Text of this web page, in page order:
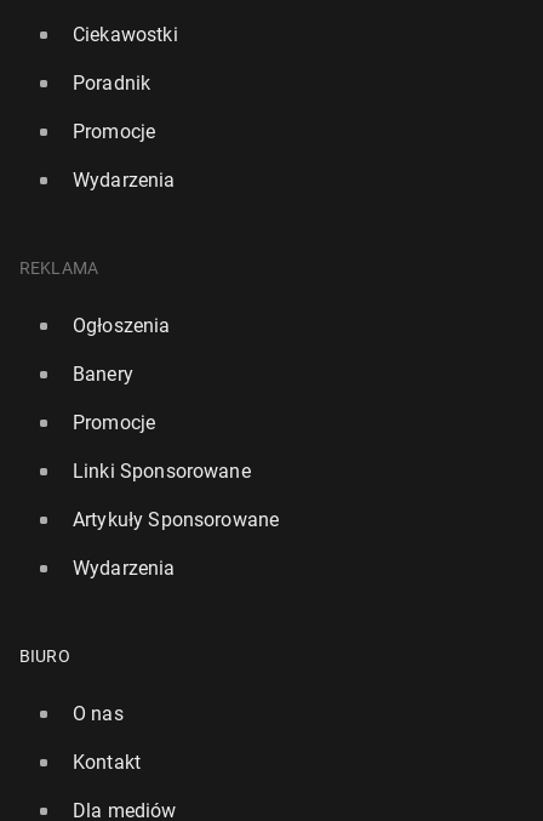
Ciekawostki
Poradnik
Promocje
Wydarzenia
REKLAMA
Ogłoszenia
Banery
Promocje
Linki Sponsorowane
Artykuły Sponsorowane
Wydarzenia
BIURO
O nas
Kontakt
Dla mediów